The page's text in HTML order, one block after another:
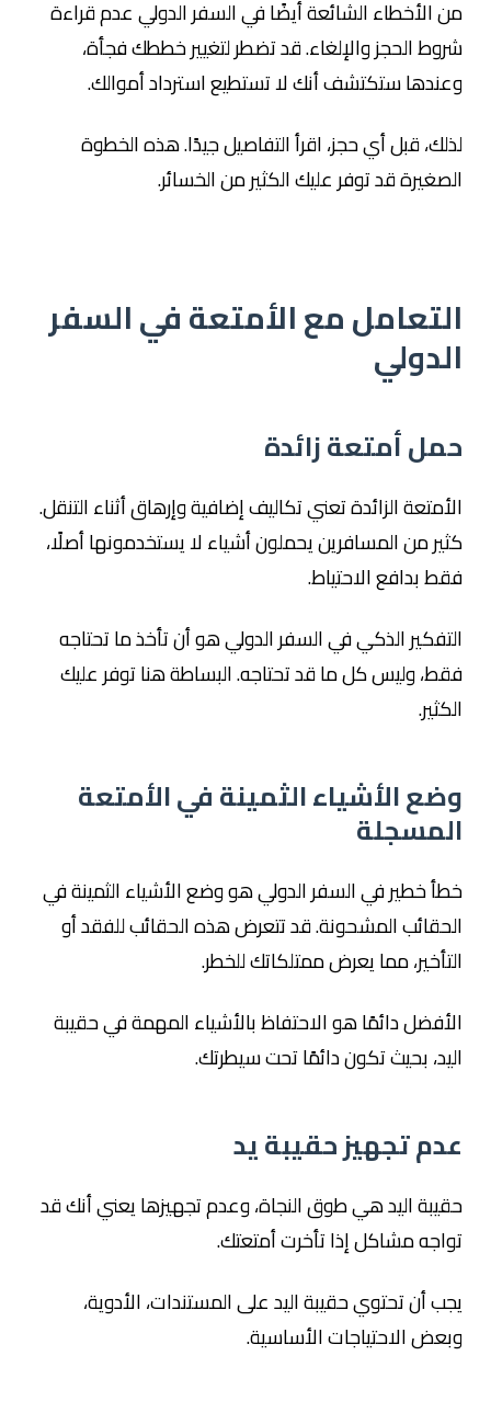
من الأخطاء الشائعة أيضًا في السفر الدولي عدم قراءة
شروط الحجز والإلغاء. قد تضطر لتغيير خططك فجأة،
وعندها ستكتشف أنك لا تستطيع استرداد أموالك.
لذلك، قبل أي حجز، اقرأ التفاصيل جيدًا. هذه الخطوة
الصغيرة قد توفر عليك الكثير من الخسائر.
التعامل مع الأمتعة في السفر
الدولي
حمل أمتعة زائدة
الأمتعة الزائدة تعني تكاليف إضافية وإرهاق أثناء التنقل.
كثير من المسافرين يحملون أشياء لا يستخدمونها أصلًا،
فقط بدافع الاحتياط.
التفكير الذكي في السفر الدولي هو أن تأخذ ما تحتاجه
فقط، وليس كل ما قد تحتاجه. البساطة هنا توفر عليك
الكثير.
وضع الأشياء الثمينة في الأمتعة
المسجلة
خطأ خطير في السفر الدولي هو وضع الأشياء الثمينة في
الحقائب المشحونة. قد تتعرض هذه الحقائب للفقد أو
التأخير، مما يعرض ممتلكاتك للخطر.
الأفضل دائمًا هو الاحتفاظ بالأشياء المهمة في حقيبة
اليد، بحيث تكون دائمًا تحت سيطرتك.
عدم تجهيز حقيبة يد
حقيبة اليد هي طوق النجاة، وعدم تجهيزها يعني أنك قد
تواجه مشاكل إذا تأخرت أمتعتك.
يجب أن تحتوي حقيبة اليد على المستندات، الأدوية،
وبعض الاحتياجات الأساسية.